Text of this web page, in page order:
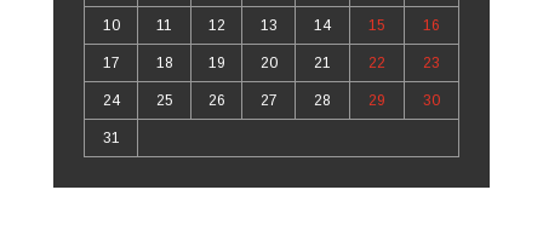
10 11 12 13 14 15 16
17 18 19 20 21 22 23
24 25 26 27 28 29 30
31